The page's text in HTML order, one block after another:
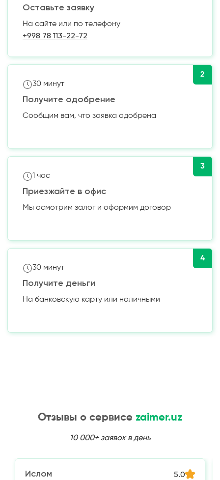
Оставьте заявку
На сайте или по телефону
+998 78 113-22-72
2
30 минут
Получите одобрение
Сообщим вам, что заявка одобрена
3
1 час
Приезжайте в офис
Мы осмотрим залог и оформим договор
4
30 минут
Получите деньги
На банковскую карту или наличными
Отзывы о сервисе zaimer.uz
10 000+ заявок в день
Ислом 5.0